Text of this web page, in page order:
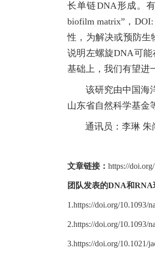
长单链DNA形成。有
biofilm matrix”，
性，为解决或预防生
说明左螺旋DNA可
基础上，我们有望进
该研究由中国海
山东省自然科学基金
通讯员： 李琳 朱
文章链接： https://
团队发表的DNA和
1.https://doi.org/10.1093/
2.https://doi.org/10.1093/
3.https://doi.org/10.1021/